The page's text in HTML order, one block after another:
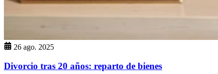
26 ago. 2025
Divorcio tras 20 años: reparto de bienes